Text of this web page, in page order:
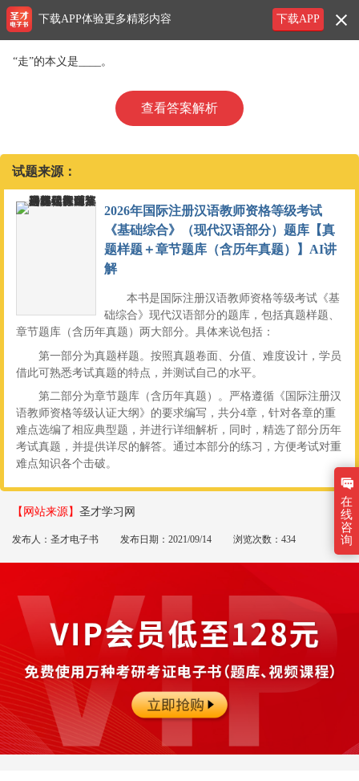
“走”的本义是____。
查看答案解析
试题来源：
2026年国际注册汉语教师资格等级考试
《基础综合》（现代汉语部分）题库【真
题样题＋章节题库（含历年真题）】AI讲
解
本书是国际注册汉语教师资格等级考试《基
础综合》现代汉语部分的题库，包括真题样题、
章节题库（含历年真题）两大部分。具体来说包括：
第一部分为真题样题。按照真题卷面、分值、难度设计，学员
借此可熟悉考试真题的特点，并测试自己的水平。
第二部分为章节题库（含历年真题）。严格遵循《国际注册汉
语教师资格等级认证大纲》的要求编写，共分4章，针对各章的重
难点选编了相应典型题，并进行详细解析，同时，精选了部分历年
考试真题，并提供详尽的解答。通过本部分的练习，方便考试对重
难点知识各个击破。
【网站来源】 圣才学习网
发布人：圣才电子书 发布日期：2021/09/14 浏览次数：434
下载APP
下载APP体验更多精彩内容
在
线
咨
询